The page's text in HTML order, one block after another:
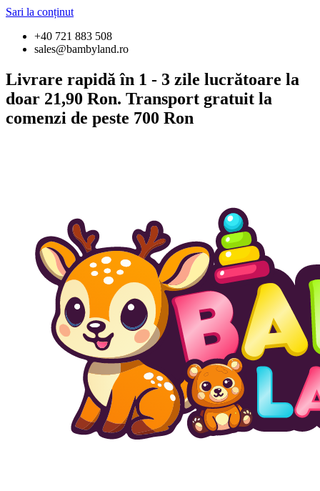
Sari la conținut
+40 721 883 508
sales@bambyland.ro
Livrare rapidă în 1 - 3 zile lucrătoare la
doar 21,90 Ron. Transport gratuit la
comenzi de peste 700 Ron